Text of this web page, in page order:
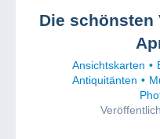
Die schönsten
Ansichtskarten
Antiquitänten